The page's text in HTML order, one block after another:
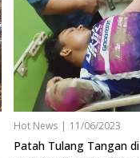
Hot News | 11/06/2023
Patah Tulang Tangan di